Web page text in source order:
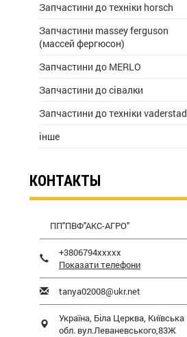
Запчастини до техніки horsch
Запчастини massey ferguson
(массей фергюсон)
Запчастини до MERLO
Запчастини до сівалки
Запчастини до техніки vaderstad
інше
КОНТАКТЫ
ПП"ПВФ"АКС-АГРО"
+3806794xxxxx
Показати телефони
tanya02008@ukr.net
Україна, Біла Церква, Київська
обл. вул.Леваневського,83Ж